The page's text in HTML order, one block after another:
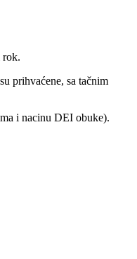
rok.
prihvaćene, sa tačnim
i nacinu DEI obuke).